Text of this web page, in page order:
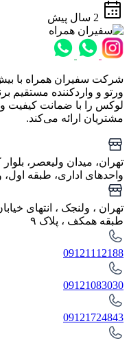
2 سال پیش
ورتو و واردکننده مستقیم
لوکس را با ضمانت کیفیت
مشتریان ارائه می‌کند.
تهران، میدان ولیعصر،
واحدهای اداری، طبقه اول،
تهران ، ولنجک‌ ، انتهای
طبقه همکف ، پلاک ۹
09121112188
09121083030
09121724843